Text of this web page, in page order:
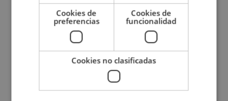
en monitor de ocio infantil puede ser el camino
perfecto para ti. Este perfil profesional es cada
vez más demandado en escuelas,...
Cookies de
preferencias
Cookies de
funcionalidad
Cookies no clasificadas